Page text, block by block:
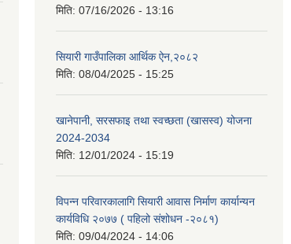
मिति: 07/16/2026 - 13:16
सियारी गाउँपालिका आर्थिक ऐन,२०८२
मिति: 08/04/2025 - 15:25
खानेपानी, सरसफाइ तथा स्वच्छता (खासस्व) योजना
2024-2034
मिति: 12/01/2024 - 15:19
विपन्न परिवारकालागि सियारी आवास निर्माण कार्यान्यन
कार्यविधि २०७७ ( पहिलो संशोधन -२०८१)
मिति: 09/04/2024 - 14:06